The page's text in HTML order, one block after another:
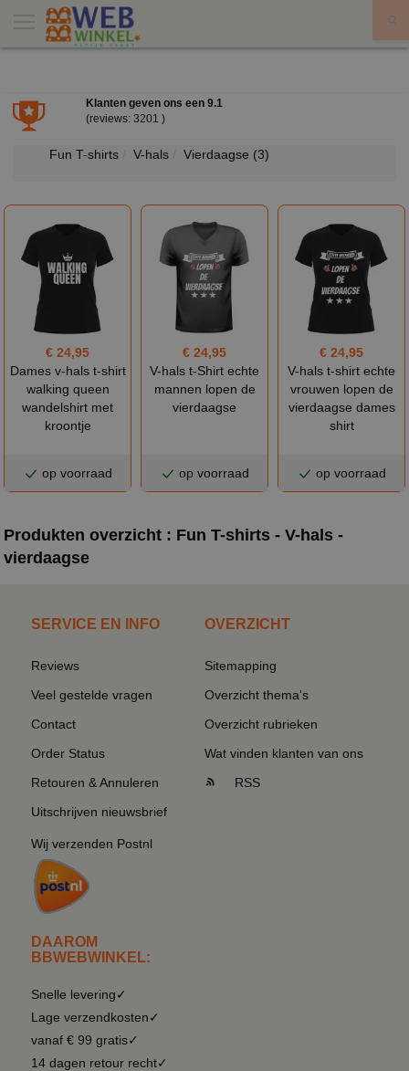
Klanten geven ons een 9.1
(reviews: 3201 )
Fun T-shirts V-hals Vierdaagse (3)
€ 24,95
Dames v-hals t-shirt
walking queen
wandelshirt met
kroontje
op voorraad
€ 24,95
V-hals t-Shirt echte
mannen lopen de
vierdaagse
op voorraad
€ 24,95
V-hals t-shirt echte
vrouwen lopen de
vierdaagse dames
shirt
op voorraad
Produkten overzicht : Fun T-shirts - V-hals -
vierdaagse
SERVICE EN INFO
Reviews
Veel gestelde vragen
Contact
Order Status
Retouren & Annuleren
Uitschrijven nieuwsbrief
Wij verzenden Postnl
DAAROM
BBWEBWINKEL:
Snelle levering✓
Lage verzendkosten✓
vanaf € 99 gratis✓
14 dagen retour recht✓
OVERZICHT
Sitemapping
Overzicht thema's
Overzicht rubrieken
Wat vinden klanten van ons
RSS